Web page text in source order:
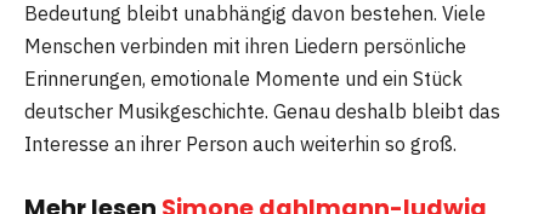
Bedeutung bleibt unabhängig davon bestehen. Viele
Menschen verbinden mit ihren Liedern persönliche
Erinnerungen, emotionale Momente und ein Stück
deutscher Musikgeschichte. Genau deshalb bleibt das
Interesse an ihrer Person auch weiterhin so groß.